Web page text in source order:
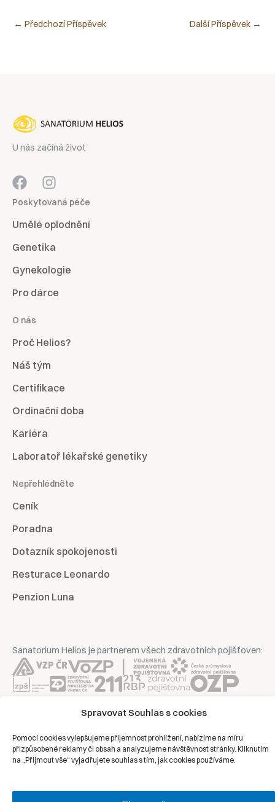
Spravovat Souhlas s cookies
Pomocí cookies vylepšujeme příjemnost prohlížení, nabízíme na míru
přizpůsobené reklamy či obsah a analyzujeme návštěvnost stránky. Kliknutím
na „Přijmout vše“ vyjadřujete souhlas s tím, jak cookies používáme.
← Předchozí Příspěvek Další Příspěvek →
U nás začíná život
Poskytovaná péče
Umělé oplodnění
Genetika
Gynekologie
Pro dárce
O nás
Proč Helios?
Náš tým
Certifikace
Ordinační doba
Kariéra
Laboratoř lékařské genetiky
Nepřehlédněte
Ceník
Poradna
Dotazník spokojenosti
Resturace Leonardo
Penzion Luna
Sanatorium Helios je partnerem všech zdravotních pojišťoven:
Copyright © 2026 | Všechna práva vyhrazena | Sanatorium Helios
Ochrana osobních údajů
Zásady cookies